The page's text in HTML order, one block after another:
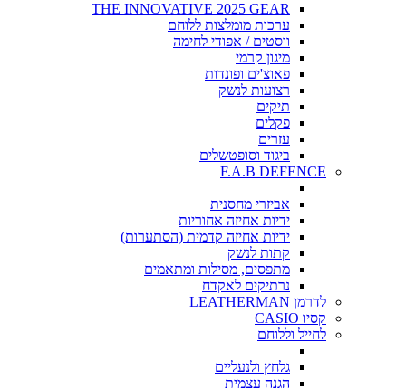
THE INNOVATIVE 2025 GEAR
ערכות מומלצות ללוחם
ווסטים / אפודי לחימה
מיגון קרמי
פאוצ'ים ופונדות
רצועות לנשק
תיקים
פקלים
עזרים
ביגוד וסופטשלים
F.A.B DEFENCE
אביזרי מחסנית
ידיות אחיזה אחוריות
ידיות אחיזה קדמית (הסתערות)
קתות לנשק
מתפסים, מסילות ומתאמים
נרתיקים לאקדח
לדרמן LEATHERMAN
קסיו CASIO
לחייל וללוחם
גלחץ ולנעליים
הגנה עצמית